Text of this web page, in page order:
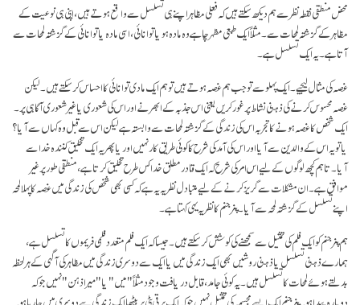
محض منطقی نقطہ نظر سے ہم دیکھ سکتے ہیں کہ فعلی مظاہر اپنے ہی تسلسل سے واقع ہوتے ہیں، اپنی ہی نوعیت کے
مظاہر کے گزشتہ لمحات سے۔ مثلاً ایک طبعی مظہر چاہے وہ مادہ ہو یا توانائی، اسی مادہ یا توانائی کے گزشتہ لمحات سے
آتا ہے۔ یہ ایک تسلسل ہے۔
غصہ کی مثال لیجیے۔ ایک پہلو سے تو جب ہم غصہ ہوتے ہیں تو ہم ایک مادی توانائی کا احساس کر سکتے ہیں۔ لیکن
غصہ محسوس کرنے کی ذہنی نشاط پر غور کریں یعنی اس جذبہ کے ابھرنے اور اس کی شعوری یا غیر شعوری آگاہی پر۔
ایک شخص کا غصہ ہونے کا تجربہ اس کی زندگی کے گزشتہ لمحات سے وابستہ ہے لیکن اس سے قبل وہ کہاں سے آیا؟
یا تو یہ اس کے والدین سے آیا اور اس کی آمد کی شرح کا کوئی طریق کار نہیں اور یا پھر یہ ایک تخلیق کنندہ خدا سے
آیا۔ تاہم کچھ لوگوں کے لیے اس امر کی شرح کہ ایک قادر مطلق خدا کس طرح تخلیق کرتا ہے، منطقی طور پر غیر
موافق ہے۔ ان مشکلات سے گریز کرنے کے لیے متبادل نظریہ یہ ہے کہ کسی بھی شخص کی زندگی میں غصہ کا پہلا لمحہ
اپنے تسلسل کے گزشتہ لمحہ سے آیا۔پنر جنم کا نظریہ یہی کہتا ہے۔
ہم پنر جنم کو ایک فلم کی تمثیل سے سمجھنے کی کوشش کر سکتے ہیں۔ جیسا کہ ایک فلم متعدد فلمی فریموں کا تسلسل ہے،
ہمارے ذہنی تسلسل یا ذہنی روشیں بھی ایک زندگی میں یا ایک سے دوسری زندگی میں مظاہر کی آگہی کے ہر لحظہ
بدلتے ہوئے لمحات کا تسلسل ہیں۔ یہ کوئی جامد، قابل دریافت وجود مثلاً "میں" یا "میرا ذہن" نہیں جو کہ